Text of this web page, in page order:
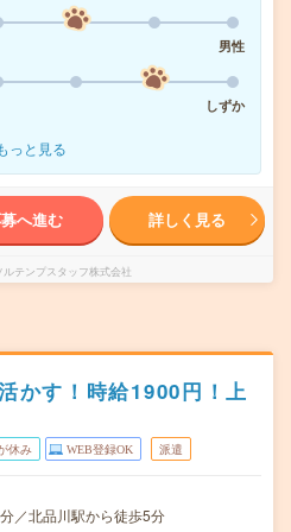
男性
しずか
っと見る
へ進む 詳しく見る
ルテンプスタッフ株式会社
かす！時給1900円！上
休み WEB登録OK 派遣
／北品川駅から徒歩5分